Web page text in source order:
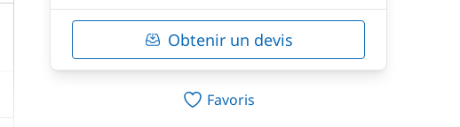
Obtenir un devis
Favoris